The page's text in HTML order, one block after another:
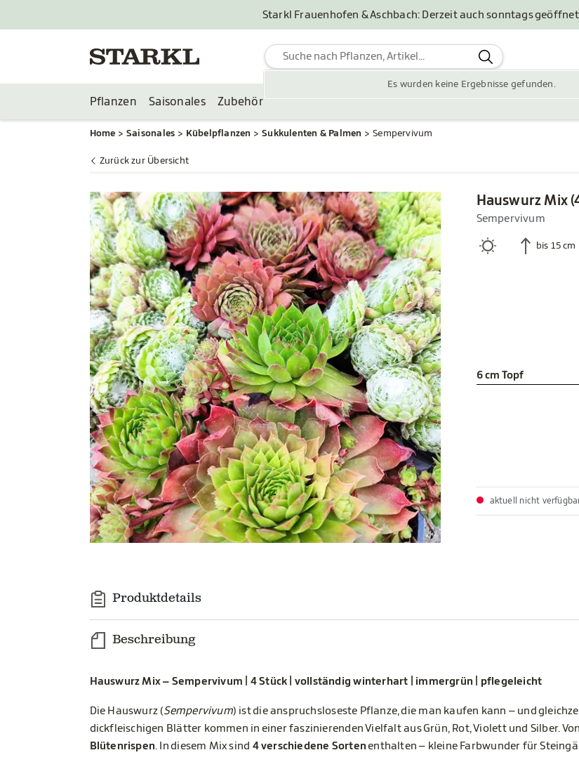
Starkl Frauenhofen & Aschbach: Derzeit auch sonntags
Es wurden keine Ergebnisse gefunden.
Pflanzen Saisonales Zubehör
Home Saisonales Kübelpflanzen Sukkulenten & Palmen Sempervivum
Zurück zur Übersicht
Hauswurz Mix
Sempervivum
bis 15 cm
6 cm Topf
aktuell nicht
Produktdetails
Beschreibung
Hauswurz Mix – Sempervivum | 4 Stück | vollständig winterhart | immergrün | pflegeleicht
Die Hauswurz (Sempervivum) ist die anspruchsloseste Pflanze, die man kaufen kann – und
dickfleischigen Blätter kommen in einer faszinierenden Vielfalt aus Grün, Rot, Violett und Silber.
Blütenrispen. In diesem Mix sind 4 verschiedene Sortenenthalten – kleine Farbwunder für